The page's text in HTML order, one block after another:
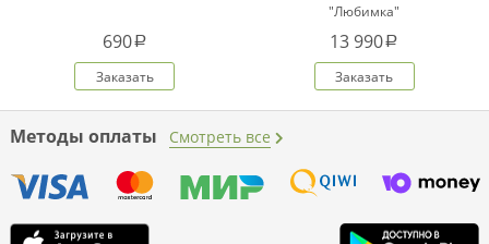
690a
Заказать
"Любимка"
13 990a
Заказать
Методы оплаты Смотреть все